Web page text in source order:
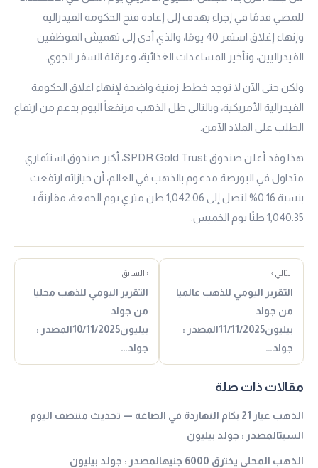
للمضي قدمًا في إجراء يهدف إلى إعادة فتح الحكومة الفيدرالية
وإنهاء إغلاق استمر 40 يومًا، والذي أدى إلى تهميش الموظفين
الفيدراليين، وتأخير المساعدات الغذائية، وعرقلة السفر الجوي.
ولكن حتى الآن لا توجد خطط زمنية واضحة لإنهاء اغلاق الحكومة
الفيدرالية الأمريكية، وبالتالي ظل الذهب مرتفعاً اليوم بدعم من ارتفاع
الطلب على الملاذ الآمن.
هذا وقد أعلن صندوق SPDR Gold Trust، أكبر صندوق استثماري
متداول في البورصة مدعوم بالذهب في العالم، أن حيازاته ارتفعت
بنسبة 0.16% لتصل إلى 1,042.06 طن متري يوم الجمعة، مقارنةً بـ
1,040.35 طنًا يوم الخميس.
التالي ›
التقرير اليومي للذهب عالميا
من جولد
بيليون11/11/2025المصدر :
جولد…
‹ السابق
التقرير اليومي للذهب محليا
من جولد
بيليون10/11/2025المصدر :
جولد…
مقالات ذات صلة
الذهب عيار 21 بكام النهاردة في الصاغة — تحديث منتصف اليوم
السبتالمصدر : جولد بيليون
الذهب المحلي يخترق 6000 جنيهالمصدر : جولد بيليون